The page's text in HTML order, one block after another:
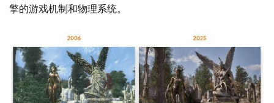
擎的游戏机制和物理系统。